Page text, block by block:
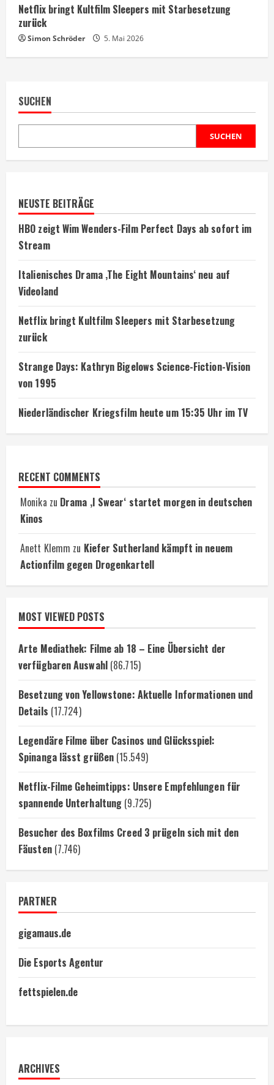
Netflix bringt Kultfilm Sleepers mit Starbesetzung
zurück
Simon Schröder 5. Mai 2026
SUCHEN
SUCHEN
NEUSTE BEITRÄGE
HBO zeigt Wim Wenders-Film Perfect Days ab sofort im
Stream
Italienisches Drama ‚The Eight Mountains‘ neu auf
Videoland
Netflix bringt Kultfilm Sleepers mit Starbesetzung
zurück
Strange Days: Kathryn Bigelows Science-Fiction-Vision
von 1995
Niederländischer Kriegsfilm heute um 15:35 Uhr im TV
RECENT COMMENTS
Monika zu Drama ‚I Swear‘ startet morgen in deutschen
Kinos
Anett Klemm zu Kiefer Sutherland kämpft in neuem
Actionfilm gegen Drogenkartell
MOST VIEWED POSTS
Arte Mediathek: Filme ab 18 – Eine Übersicht der
verfügbaren Auswahl (86.715)
Besetzung von Yellowstone: Aktuelle Informationen und
Details (17.724)
Legendäre Filme über Casinos und Glücksspiel:
Spinanga lässt grüßen (15.549)
Netflix-Filme Geheimtipps: Unsere Empfehlungen für
spannende Unterhaltung (9.725)
Besucher des Boxfilms Creed 3 prügeln sich mit den
Fäusten (7.746)
PARTNER
gigamaus.de
Die Esports Agentur
fettspielen.de
ARCHIVES